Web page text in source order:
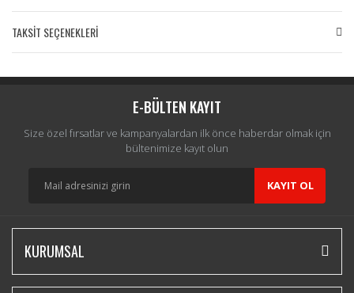
Yorum Yaz
TAKSİT SEÇENEKLERİ
E-BÜLTEN KAYIT
Size özel fırsatlar ve kampanyalardan ilk önce haberdar olmak için
bültenimize kayıt olun
KAYIT OL
KURUMSAL